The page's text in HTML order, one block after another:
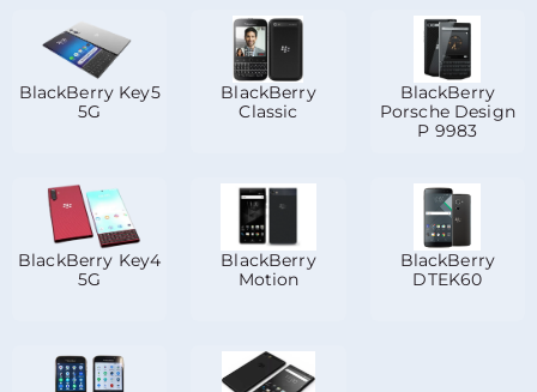
BlackBerry Key5
5G
BlackBerry
Classic
BlackBerry
Porsche Design
P 9983
BlackBerry Key4
5G
BlackBerry
Motion
BlackBerry
DTEK60